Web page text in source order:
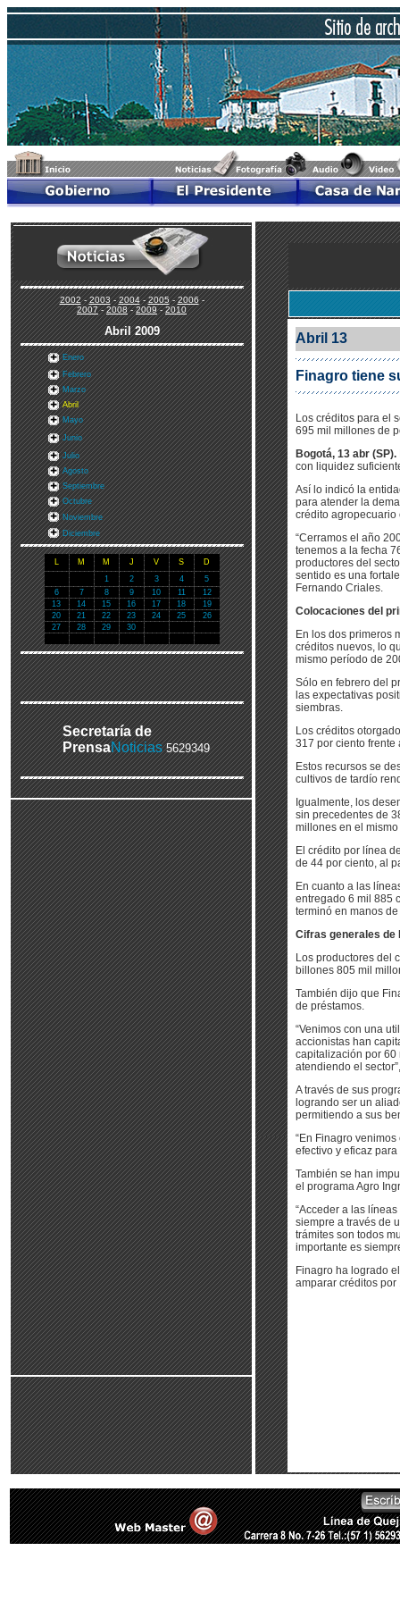
2002-2003-2004-2005-2006-
2007-2008-2009-2010
Abril2009
Enero
Febrero
Marzo
Abril
Mayo
Junio
Julio
Agosto
Septiembre
Octubre
Noviembre
Diciembre
L M M J V S
D
1
2 3 4
5
6
7 8 9 10 11
12
13
14 15 16 17 18
19
20
21 22 23 24 25
26
27
28 29 30
Secretaría de
PrensaNoticias 5629349
Abril 13
Finagro tiene
Los créditos para el
695 mil millones de
Bogotá, 13 abr (SP).
con liquidez
Así lo indicó la
para atender la
crédito agropecuario
“Cerramos el año
tenemos a la fecha
productores del
sentido es una
Fernando Criales.
Colocaciones del
En los dos primeros
créditos nuevos, lo
mismo período de
Sólo en febrero del
las expectativas
siembras.
Los créditos
317 por ciento
Estos recursos se
cultivos de tardío
Igualmente, los
sin precedentes de
millones en el
El crédito por línea
de 44 por ciento, al
En cuanto a las
entregado 6 mil 885
terminó en manos
Cifras generales de
Los productores del
billones 805 mil
También dijo que
de préstamos.
“Venimos con una
accionistas han
capitalización por 60
atendiendo el
A través de sus
logrando ser un
permitiendo a sus
“En Finagro
efectivo y eficaz
También se han
el programa Agro
“Acceder a las
siempre a través de
trámites son todos
importante es
Finagro ha logrado
amparar créditos